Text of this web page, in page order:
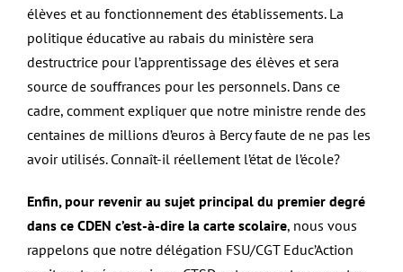
élèves et au fonctionnement des établissements. La
politique éducative au rabais du ministère sera
destructrice pour l’apprentissage des élèves et sera
source de souffrances pour les personnels. Dans ce
cadre, comment expliquer que notre ministre rende des
centaines de millions d’euros à Bercy faute de ne pas les
avoir utilisés. Connaît-il réellement l’état de l’école?
Enfin, pour revenir au sujet principal du premier degré
dans ce CDEN c’est-à-dire la carte scolaire, nous vous
rappelons que notre délégation FSU/CGT Educ’Action